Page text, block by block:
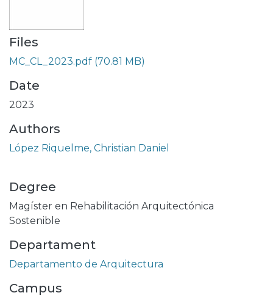
Files
MC_CL_2023.pdf (70.81 MB)
Date
2023
Authors
López Riquelme, Christian Daniel
Degree
Magíster en Rehabilitación Arquitectónica
Sostenible
Departament
Departamento de Arquitectura
Campus